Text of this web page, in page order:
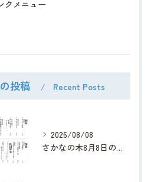
クメニュー
投稿 Recent Posts
2026/08/08
さかなの木8月8日のメニューです。